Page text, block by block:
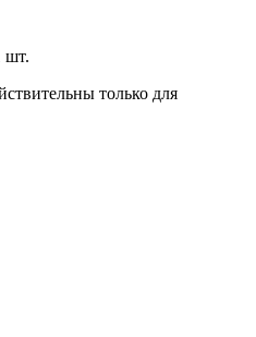
только для